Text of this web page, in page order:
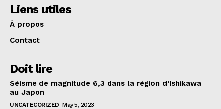
Liens utiles
À propos
Contact
Doit lire
Séisme de magnitude 6,3 dans la région d’Ishikawa
au Japon
UNCATEGORIZED May 5, 2023